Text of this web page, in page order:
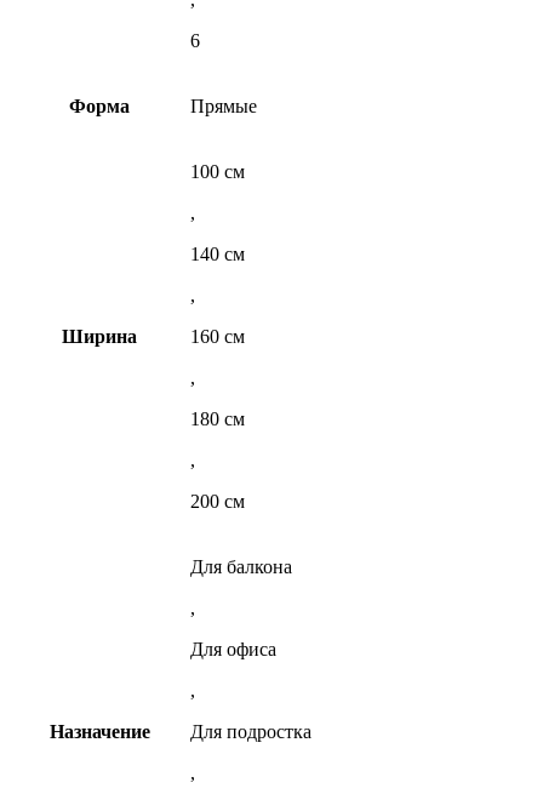
6
Форма Прямые
Ширина
100 см
,
140 см
,
160 см
,
180 см
,
200 см
Назначение
Для балкона
,
Для офиса
,
Для подростка
,